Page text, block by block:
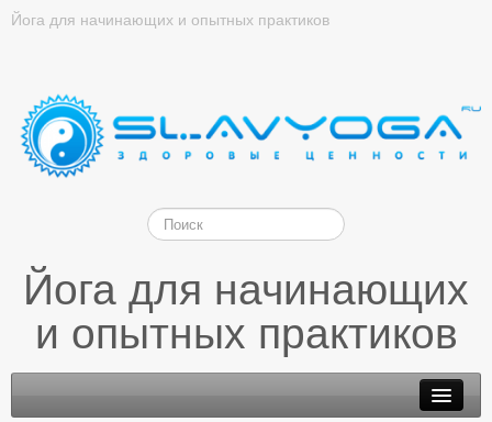
Йога для начинающих и опытных практиков
Йога для начинающих
и опытных практиков